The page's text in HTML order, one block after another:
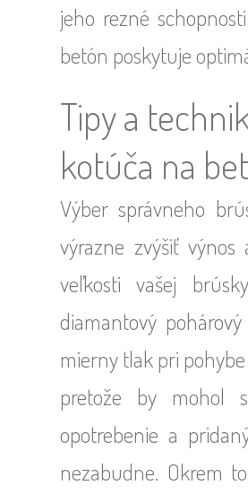
jeho rezné
betón poskytuje
Tipy a
kotúča na
Výber správneho
výrazne zvýšiť
veľkosti vašej
diamantový
mierny tlak pri
pretože by mohol
opotrebenie a
nezabudne. Okrem